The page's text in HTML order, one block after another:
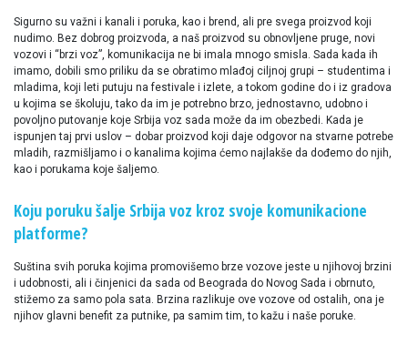
Sigurno su važni i kanali i poruka, kao i brend, ali pre svega proizvod koji
nudimo. Bez dobrog proizvoda, a naš proizvod su obnovljene pruge, novi
vozovi i “brzi voz”, komunikacija ne bi imala mnogo smisla. Sada kada ih
imamo, dobili smo priliku da se obratimo mlađoj ciljnoj grupi – studentima i
mladima, koji leti putuju na festivale i izlete, a tokom godine do i iz gradova
u kojima se školuju, tako da im je potrebno brzo, jednostavno, udobno i
povoljno putovanje koje Srbija voz sada može da im obezbedi. Kada je
ispunjen taj prvi uslov – dobar proizvod koji daje odgovor na stvarne potrebe
mladih, razmišljamo i o kanalima kojima ćemo najlakše da dođemo do njih,
kao i porukama koje šaljemo.
Koju poruku šalje Srbija voz kroz svoje komunikacione
platforme?
Suština svih poruka kojima promovišemo brze vozove jeste u njihovoj brzini
i udobnosti, ali i činjenici da sada od Beograda do Novog Sada i obrnuto,
stižemo za samo pola sata. Brzina razlikuje ove vozove od ostalih, ona je
njihov glavni benefit za putnike, pa samim tim, to kažu i naše poruke.